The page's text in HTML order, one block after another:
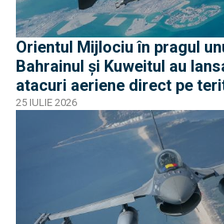
Orientul Mijlociu în pragul
Bahrainul și Kuweitul au
atacuri aeriene direct pe
25 IULIE 2026